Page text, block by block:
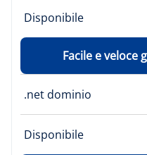
Disponibile
Facile e veloce
.net dominio
Disponibile